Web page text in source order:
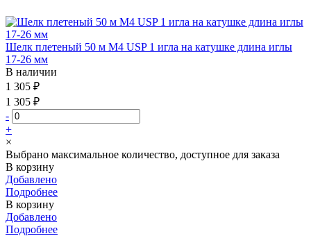
Шелк плетеный 50 м М4 USP 1 игла на катушке длина иглы
17-26 мм
В наличии
1 305 ₽
1 305 ₽
-
+
×
Выбрано максимальное количество, доступное для заказа
В корзину
Добавлено
Подробнее
В корзину
Добавлено
Подробнее